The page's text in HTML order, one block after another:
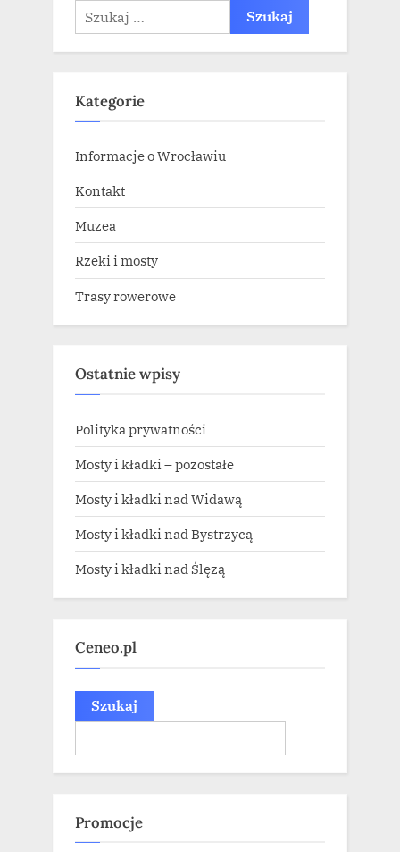
Szukaj:
Kategorie
Informacje o Wrocławiu
Kontakt
Muzea
Rzeki i mosty
Trasy rowerowe
Ostatnie wpisy
Polityka prywatności
Mosty i kładki – pozostałe
Mosty i kładki nad Widawą
Mosty i kładki nad Bystrzycą
Mosty i kładki nad Ślęzą
Ceneo.pl
Szukaj
Promocje